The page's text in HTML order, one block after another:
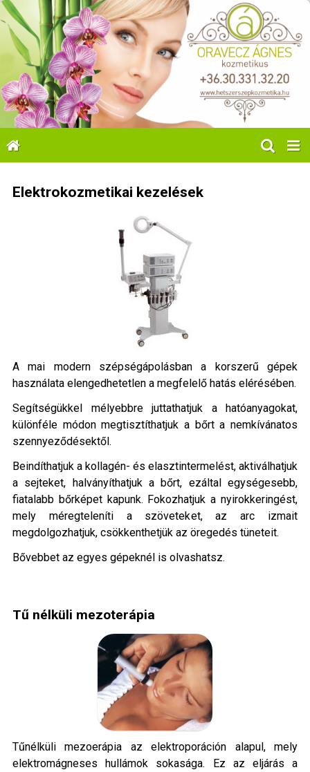
Elektrokozmetikai kezelések
A mai modern szépségápolásban a korszerű gépek
használata elengedhetetlen a megfelelő hatás elérésében.
Segítségükkel mélyebbre juttathatjuk a hatóanyagokat,
különféle módon megtisztíthatjuk a bőrt a nemkívánatos
szennyeződésektől.
Beindíthatjuk a kollagén- és elasztintermelést, aktiválhatjuk
a sejteket, halványíthatjuk a bőrt, ezáltal egységesebb,
fiatalabb bőrképet kapunk. Fokozhatjuk a nyirokkeringést,
mely méregteleníti a szöveteket, az arc izmait
megdolgozhatjuk, csökkenthetjük az öregedés tüneteit.
Bővebbet az egyes gépeknél is olvashatsz.
Tű nélküli mezoterápia
Tűnélküli mezoerápia az elektroporáción alapul, mely
elektromágneses hullámok sokasága. Ez az eljárás a